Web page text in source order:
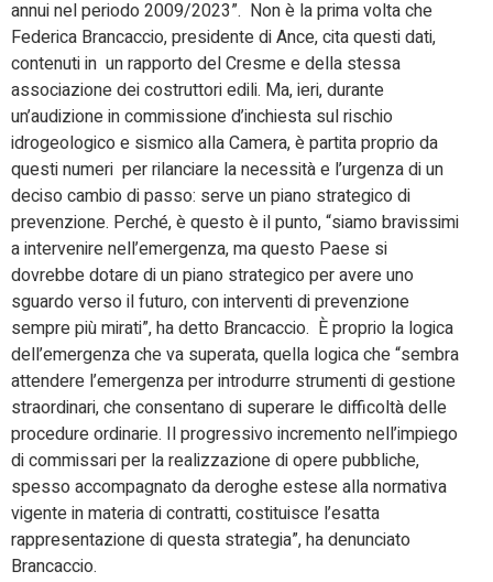
annui nel periodo 2009/2023”. Non è la prima volta che
Federica Brancaccio, presidente di Ance, cita questi dati,
contenuti in un rapporto del Cresme e della stessa
associazione dei costruttori edili. Ma, ieri, durante
un’audizione in commissione d’inchiesta sul rischio
idrogeologico e sismico alla Camera, è partita proprio da
questi numeri per rilanciare la necessità e l’urgenza di un
deciso cambio di passo: serve un piano strategico di
prevenzione. Perché, è questo è il punto, “siamo bravissimi
a intervenire nell’emergenza, ma questo Paese si
dovrebbe dotare di un piano strategico per avere uno
sguardo verso il futuro, con interventi di prevenzione
sempre più mirati”, ha detto Brancaccio. È proprio la logica
dell’emergenza che va superata, quella logica che “sembra
attendere l’emergenza per introdurre strumenti di gestione
straordinari, che consentano di superare le difficoltà delle
procedure ordinarie. Il progressivo incremento nell’impiego
di commissari per la realizzazione di opere pubbliche,
spesso accompagnato da deroghe estese alla normativa
vigente in materia di contratti, costituisce l’esatta
rappresentazione di questa strategia”, ha denunciato
Brancaccio.